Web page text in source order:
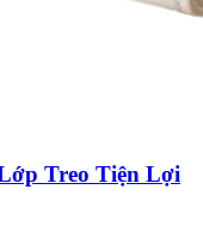
Treo Tiện Lợi